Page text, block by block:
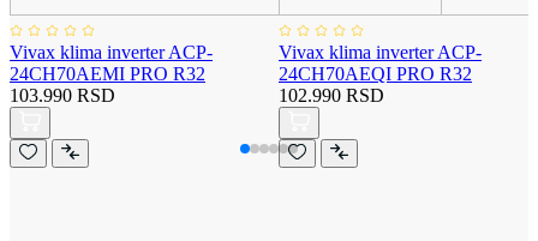
Vivax klima inverter ACP-
24CH70AEMI PRO R32
103.990 RSD
Vivax klima inverter ACP-
24CH70AEQI PRO R32
102.990 RSD